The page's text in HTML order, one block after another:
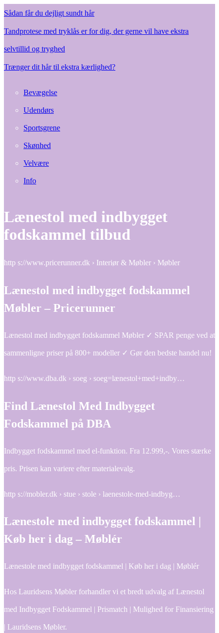
Sådan får du dejligt sundt hår
Tandprotese med tryklås er for dig, der gerne vil have ekstra
selvtillid og tryghed
Trænger dit hår til ekstra kærlighed?
Bevægelse
Udendørs
Sportsgrene
Skønhed
Velvære
Info
Lænestol med indbygget
fodskammel tilbud
http s://www.pricerunner.dk › Interiør & Møbler › Møbler
Lænestol med indbygget fodskammel
Møbler – Pricerunner
Lænestol med indbygget fodskammel Møbler ✓ SPAR penge ved at
sammenligne priser på 800+ modeller ✓ Gør den bedste handel nu!
http s://www.dba.dk › soeg › soeg=lænestol+med+indby…
Find Lænestol Med Indbygget
Fodskammel på DBA
Indbygget fodskammel med el-funktion. Fra 12.999,-. Vores stærke
pris. Prisen kan variere efter materialevalg.
http s://mobler.dk › stue › stole › laenestole-med-indbyg…
Lænestole med indbygget fodskammel |
Køb her i dag – Møblér
Lænestole med indbygget fodskammel | Køb her i dag | Møblér
Hos Lauridsens Møbler forhandler vi et bredt udvalg af Lænestol
med Indbygget Fodskammel | Prismatch | Mulighed for Finansiering
| Lauridsens Møbler.